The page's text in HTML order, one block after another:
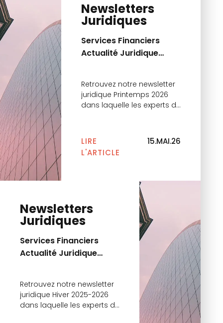
Newsletters
Juridiques
Services Financiers
Actualité Juridique
Retrouvez notre newsletter
juridique Printemps 2026
dans laquelle les experts du
LIRE
L'ARTICLE
15.MAI.26
Newsletters
Juridiques
Services Financiers
Actualité Juridique
Retrouvez notre newsletter
juridique Hiver 2025-2026
dans laquelle les experts du